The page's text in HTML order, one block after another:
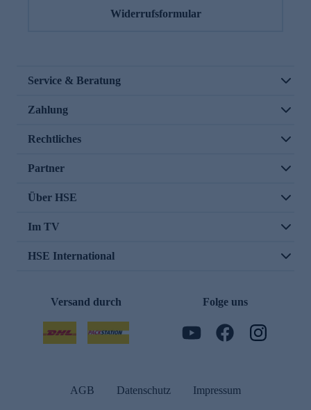
Widerrufsformular
Service & Beratung
Zahlung
Rechtliches
Partner
Über HSE
Im TV
HSE International
Versand durch Folge uns
AGB Datenschutz Impressum